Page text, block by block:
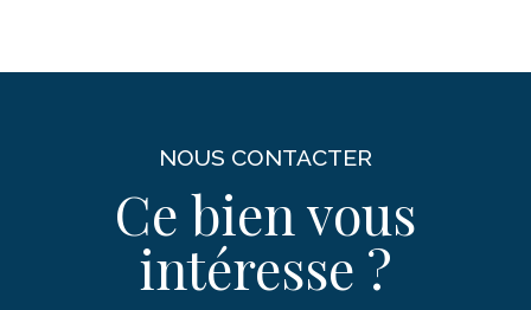
NOUS CONTACTER
Ce bien vous
intéresse ?